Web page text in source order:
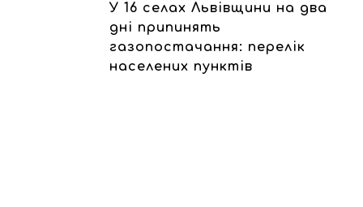
У 16 селах Львівщини на два
дні припинять
газопостачання: перелік
населених пунктів